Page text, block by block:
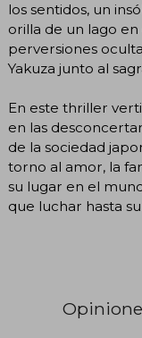
los sentidos, un
orilla de un lago
perversiones
Yakuza junto al
En este thriller
en las
de la sociedad
torno al amor, la
su lugar en el
que luchar hasta